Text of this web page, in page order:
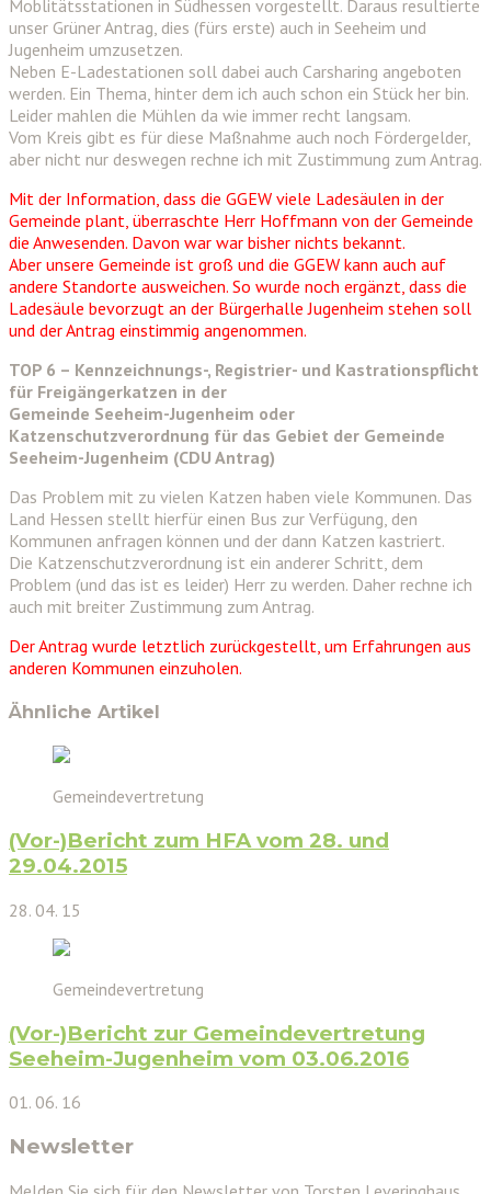
Moblitätsstationen in Südhessen vorgestellt. Daraus resultierte
unser Grüner Antrag, dies (fürs erste) auch in Seeheim und
Jugenheim umzusetzen.
Neben E-Ladestationen soll dabei auch Carsharing angeboten
werden. Ein Thema, hinter dem ich auch schon ein Stück her bin.
Leider mahlen die Mühlen da wie immer recht langsam.
Vom Kreis gibt es für diese Maßnahme auch noch Fördergelder,
aber nicht nur deswegen rechne ich mit Zustimmung zum Antrag.
Mit der Information, dass die GGEW viele Ladesäulen in der
Gemeinde plant, überraschte Herr Hoffmann von der Gemeinde
die Anwesenden. Davon war war bisher nichts bekannt.
Aber unsere Gemeinde ist groß und die GGEW kann auch auf
andere Standorte ausweichen. So wurde noch ergänzt, dass die
Ladesäule bevorzugt an der Bürgerhalle Jugenheim stehen soll
und der Antrag einstimmig angenommen.
TOP 6 – Kennzeichnungs-, Registrier- und Kastrationspflicht
für Freigängerkatzen in der
Gemeinde Seeheim-Jugenheim oder
Katzenschutzverordnung für das Gebiet der Gemeinde
Seeheim-Jugenheim (CDU Antrag)
Das Problem mit zu vielen Katzen haben viele Kommunen. Das
Land Hessen stellt hierfür einen Bus zur Verfügung, den
Kommunen anfragen können und der dann Katzen kastriert.
Die Katzenschutzverordnung ist ein anderer Schritt, dem
Problem (und das ist es leider) Herr zu werden. Daher rechne ich
auch mit breiter Zustimmung zum Antrag.
Der Antrag wurde letztlich zurückgestellt, um Erfahrungen aus
anderen Kommunen einzuholen.
Ähnliche Artikel
Gemeindevertretung
(Vor-)Bericht zum HFA vom 28. und
29.04.2015
28. 04. 15
Gemeindevertretung
(Vor-)Bericht zur Gemeindevertretung
Seeheim-Jugenheim vom 03.06.2016
01. 06. 16
Newsletter